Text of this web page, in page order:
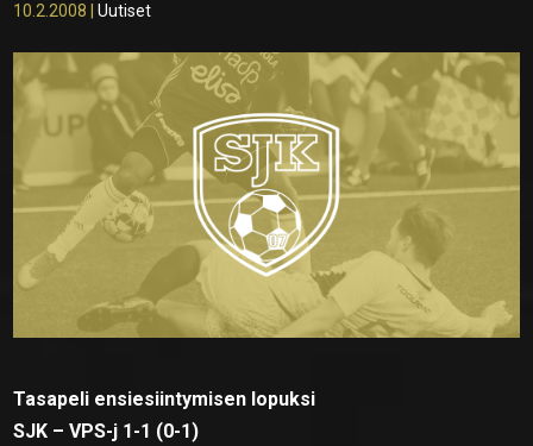
10.2.2008 |Uutiset
Tasapeli ensiesiintymisen lopuksi
SJK – VPS-j 1-1 (0-1)